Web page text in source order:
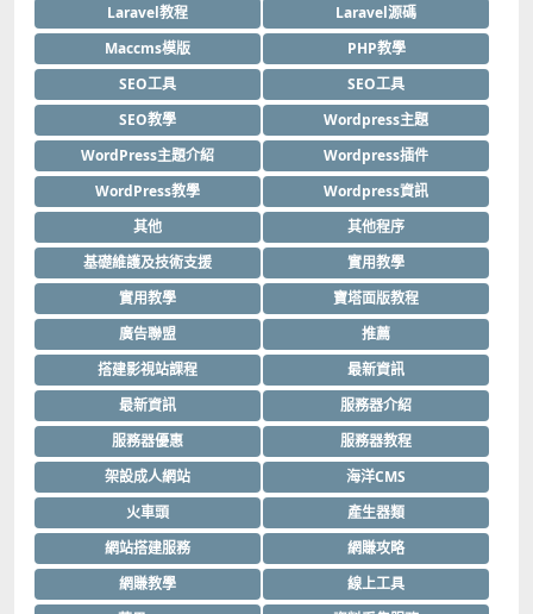
Laravel教程
Laravel源碼
Maccms模版
PHP教學
SEO工具
SEO工具
SEO教學
Wordpress主題
WordPress主題介紹
Wordpress插件
WordPress教學
Wordpress資訊
其他
其他程序
基礎維護及技術支援
實用教學
實用教學
寶塔面版教程
廣告聯盟
推薦
搭建影視站課程
最新資訊
最新資訊
服務器介紹
服務器優惠
服務器教程
架設成人網站
海洋CMS
火車頭
產生器類
網站搭建服務
網賺攻略
網賺教學
線上工具